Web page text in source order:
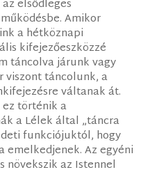
elsődleges
Amikor
a hétköznapi
kifejezőeszközzé
táncolva járunk vagy
viszont táncolunk, a
váltanak át.
ez történik a
a Lélek által „táncra
funkciójuktól, hogy
emelkedjenek. Az egyéni
az Istennel